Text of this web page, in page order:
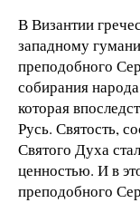
В Византии
западному
преподобного
собирания
которая
Русь. Святость,
Святого Духа
ценностью. И в
преподобного